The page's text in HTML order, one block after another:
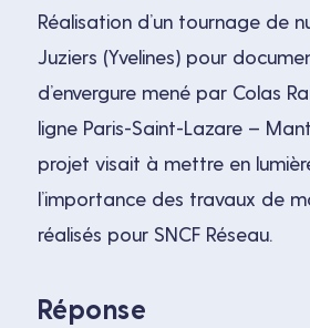
Réalisation d’un tournage de
Juziers (Yvelines) pour
d’envergure mené par Colas
ligne Paris-Saint-Lazare –
projet visait à mettre en
l’importance des travaux de
réalisés pour SNCF Réseau.
Réponse